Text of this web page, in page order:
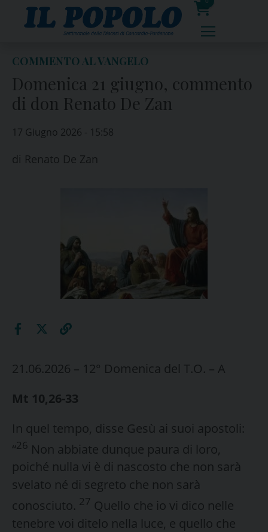
0
prodotti
COMMENTO AL VANGELO
Domenica 21 giugno, commento
di don Renato De Zan
17 Giugno 2026 - 15:58
di Renato De Zan
21.06.2026 – 12° Domenica del T.O. – A
Mt 10,26-33
In quel tempo, disse Gesù ai suoi apostoli:
“26 Non abbiate dunque paura di loro,
poiché nulla vi è di nascosto che non sarà
svelato né di segreto che non sarà
conosciuto. 27 Quello che io vi dico nelle
tenebre voi ditelo nella luce, e quello che